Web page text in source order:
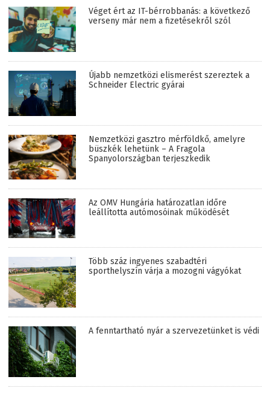
Véget ért az IT-bérrobbanás: a következő
verseny már nem a fizetésekről szól
Újabb nemzetközi elismerést szereztek a
Schneider Electric gyárai
Nemzetközi gasztro mérföldkő, amelyre
büszkék lehetünk – A Fragola
Spanyolországban terjeszkedik
Az OMV Hungária határozatlan időre
leállította autómosóinak működését
Több száz ingyenes szabadtéri
sporthelyszín várja a mozogni vágyókat
A fenntartható nyár a szervezetünket is védi